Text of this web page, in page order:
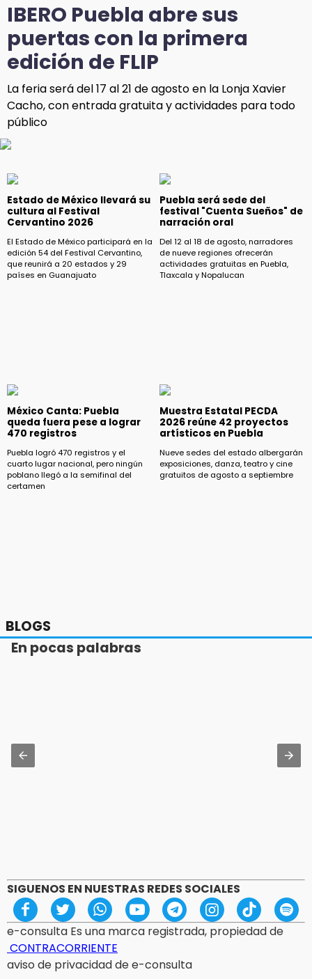
IBERO Puebla abre sus
puertas con la primera
edición de FLIP
La feria será del 17 al 21 de agosto en la Lonja Xavier
Cacho, con entrada gratuita y actividades para todo
público
Estado de México llevará su
cultura al Festival
Cervantino 2026
El Estado de México participará en la
edición 54 del Festival Cervantino,
que reunirá a 20 estados y 29
países en Guanajuato
Puebla será sede del
festival "Cuenta Sueños" de
narración oral
Del 12 al 18 de agosto, narradores
de nueve regiones ofrecerán
actividades gratuitas en Puebla,
Tlaxcala y Nopalucan
México Canta: Puebla
queda fuera pese a lograr
470 registros
Puebla logró 470 registros y el
cuarto lugar nacional, pero ningún
poblano llegó a la semifinal del
certamen
Muestra Estatal PECDA
2026 reúne 42 proyectos
artísticos en Puebla
Nueve sedes del estado albergarán
exposiciones, danza, teatro y cine
gratuitos de agosto a septiembre
BLOGS
En pocas palabras
SIGUENOS EN NUESTRAS REDES SOCIALES
e-consulta Es una marca registrada, propiedad de
CONTRACORRIENTE
aviso de privacidad de e-consulta